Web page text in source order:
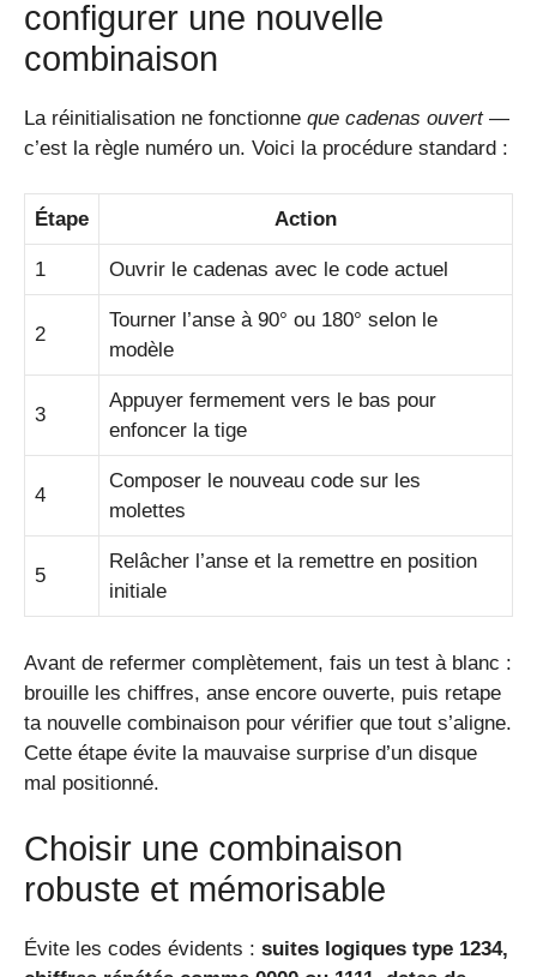
configurer une nouvelle
combinaison
La réinitialisation ne fonctionne que cadenas ouvert—
c’est la règle numéro un. Voici la procédure standard :
Étape Action
1 Ouvrir le cadenas avec le code actuel
2
Tourner l’anse à 90° ou 180° selon le
modèle
3
Appuyer fermement vers le bas pour
enfoncer la tige
4
Composer le nouveau code sur les
molettes
5
Relâcher l’anse et la remettre en position
initiale
Avant de refermer complètement, fais un test à blanc :
brouille les chiffres, anse encore ouverte, puis retape
ta nouvelle combinaison pour vérifier que tout s’aligne.
Cette étape évite la mauvaise surprise d’un disque
mal positionné.
Choisir une combinaison
robuste et mémorisable
Évite les codes évidents : suites logiques type 1234,